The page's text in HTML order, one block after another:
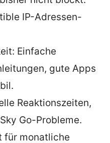
IP-Adressen-
Einfache
gute Apps
Reaktionszeiten,
Go-Probleme.
für monatliche